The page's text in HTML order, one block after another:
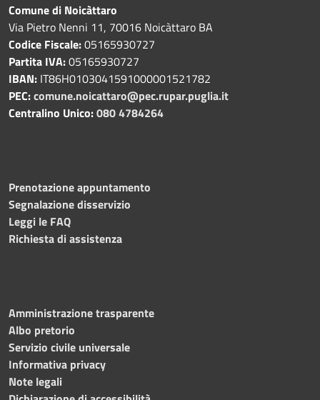
Comune di Noicàttaro
Via Pietro Nenni 11, 70016 Noicàttaro BA
Codice Fiscale:05165930727
Partita IVA:05165930727
IBAN: IT86H0103041591000001521782
PEC:comune.noicattaro@pec.rupar.puglia.it
Centralino Unico:080 4784264
Prenotazione appuntamento
Segnalazione disservizio
Leggi le FAQ
Richiesta di assistenza
Amministrazione trasparente
Albo pretorio
Servizio civile universale
Informativa privacy
Note legali